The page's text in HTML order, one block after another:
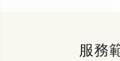
服務